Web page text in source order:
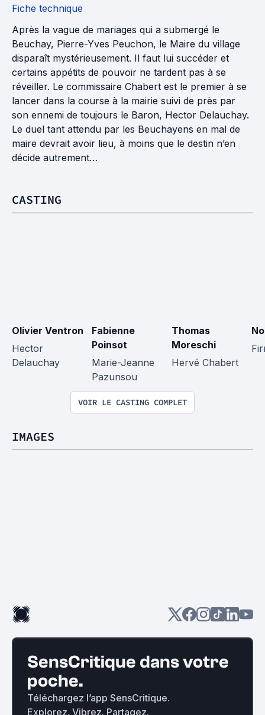
Fiche technique
Après la vague de mariages qui a submergé le
Beuchay, Pierre-Yves Peuchon, le Maire du village
disparaît mystérieusement. Il faut lui succéder et
certains appétits de pouvoir ne tardent pas à se
réveiller. Le commissaire Chabert est le premier à se
lancer dans la course à la mairie suivi de près par
son ennemi de toujours le Baron, Hector Delauchay.
Le duel tant attendu par les Beuchayens en mal de
maire devrait avoir lieu, à moins que le destin n’en
décide autrement…
CASTING
Olivier Ventron
Hector
Delauchay
Fabienne
Poinsot
Marie-Jeanne
Pazunsou
Thomas
Moreschi
Hervé Chabert
VOIR LE CASTING COMPLET
IMAGES
SensCritique dans votre
poche.
Téléchargez l’app SensCritique.
Explorez. Vibrez. Partagez.